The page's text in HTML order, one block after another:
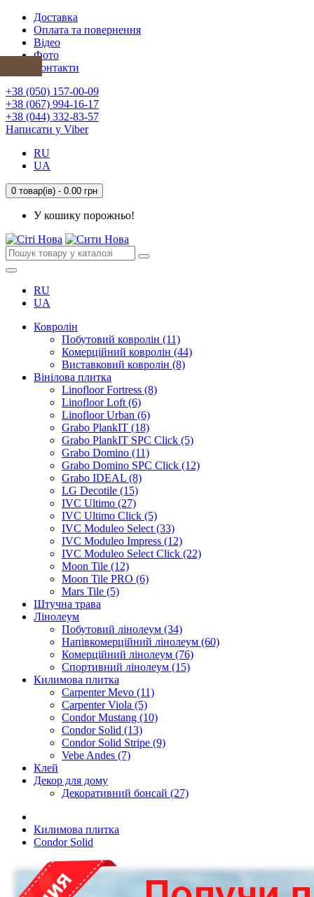
Доставка
Оплата та повернення
Відео
Фото
Контакти
+38 (050) 157-00-09
+38 (067) 994-16-17
+38 (044) 332-83-57
Написати у Viber
RU
UA
0 товар(ів) - 0.00 грн
У кошику порожньо!
RU
UA
Ковролін
Побутовий ковролін (11)
Комерційний ковролін (44)
Виставковий ковролін (8)
Вінілова плитка
Linofloor Fortress (8)
Linofloor Loft (6)
Linofloor Urban (6)
Grabo PlankIT (18)
Grabo PlankIT SPC Click (5)
Grabo Domino (11)
Grabo Domino SPC Click (12)
Grabo IDEAL (8)
LG Decotile (15)
IVC Ultimo (27)
IVC Ultimo Click (5)
IVC Moduleo Select (33)
IVC Moduleo Impress (12)
IVC Moduleo Select Click (22)
Moon Tile (12)
Moon Tile PRO (6)
Mars Tile (5)
Штучна трава
Лінолеум
Побутовий лінолеум (34)
Напівкомерційний лінолеум (60)
Комерційний лінолеум (76)
Спортивний лінолеум (15)
Килимова плитка
Carpenter Mevo (11)
Carpenter Viola (5)
Condor Mustang (10)
Condor Solid (13)
Condor Solid Stripe (9)
Vebe Andes (7)
Клей
Декор для дому
Декоративний бонсай (27)
Килимова плитка
Condor Solid